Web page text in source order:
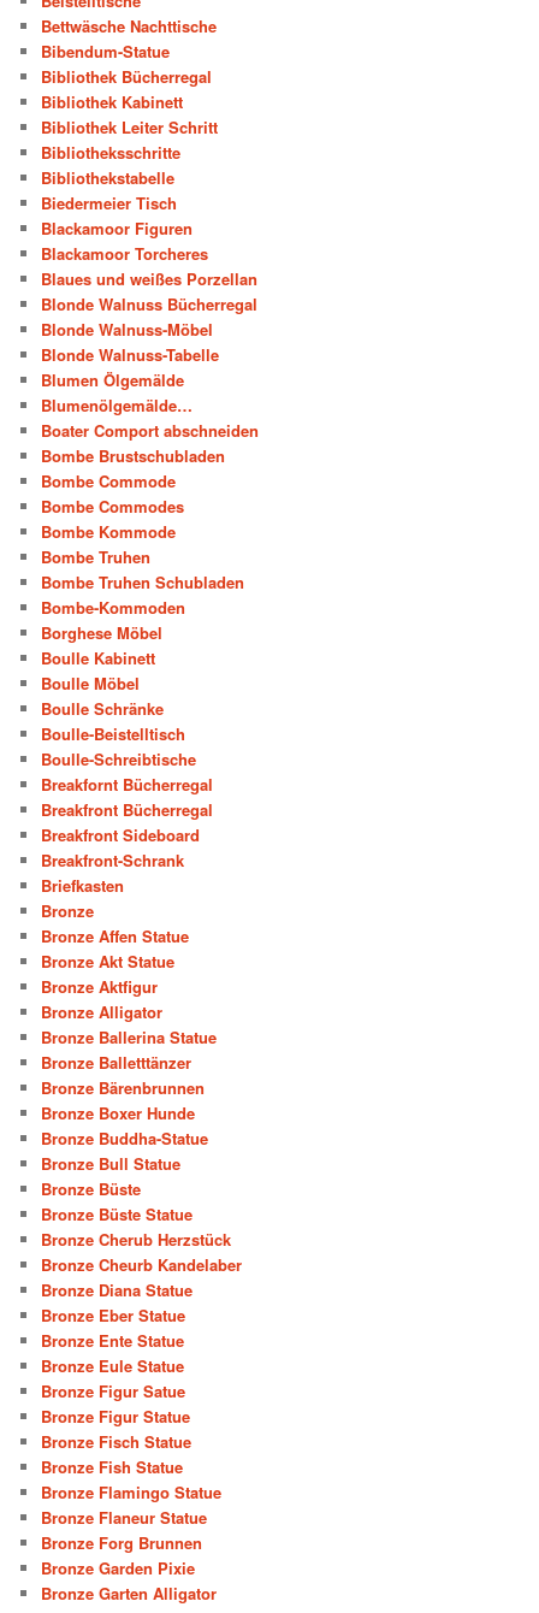
Bettwäsche Nachttische
Bibendum-Statue
Bibliothek Bücherregal
Bibliothek Kabinett
Bibliothek Leiter Schritt
Bibliotheksschritte
Bibliothekstabelle
Biedermeier Tisch
Blackamoor Figuren
Blackamoor Torcheres
Blaues und weißes Porzellan
Blonde Walnuss Bücherregal
Blonde Walnuss-Möbel
Blonde Walnuss-Tabelle
Blumen Ölgemälde
Blumenölgemälde…
Boater Comport abschneiden
Bombe Brustschubladen
Bombe Commode
Bombe Commodes
Bombe Kommode
Bombe Truhen
Bombe Truhen Schubladen
Bombe-Kommoden
Borghese Möbel
Boulle Kabinett
Boulle Möbel
Boulle Schränke
Boulle-Beistelltisch
Boulle-Schreibtische
Breakfornt Bücherregal
Breakfront Bücherregal
Breakfront Sideboard
Breakfront-Schrank
Briefkasten
Bronze
Bronze Affen Statue
Bronze Akt Statue
Bronze Aktfigur
Bronze Alligator
Bronze Ballerina Statue
Bronze Balletttänzer
Bronze Bärenbrunnen
Bronze Boxer Hunde
Bronze Buddha-Statue
Bronze Bull Statue
Bronze Büste
Bronze Büste Statue
Bronze Cherub Herzstück
Bronze Cheurb Kandelaber
Bronze Diana Statue
Bronze Eber Statue
Bronze Ente Statue
Bronze Eule Statue
Bronze Figur Satue
Bronze Figur Statue
Bronze Fisch Statue
Bronze Fish Statue
Bronze Flamingo Statue
Bronze Flaneur Statue
Bronze Forg Brunnen
Bronze Garden Pixie
Bronze Garten Alligator